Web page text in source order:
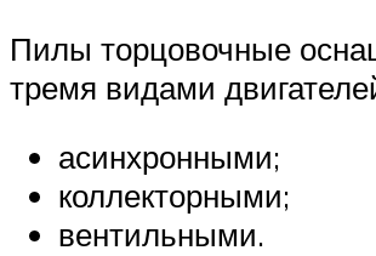
Пилы торцовочные
тремя видами
асинхронными;
коллекторными;
вентильными.